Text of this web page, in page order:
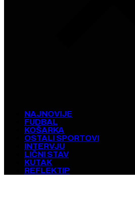
NAJNOVIJE
FUDBAL
KOŠARKA
OSTALI SPORTOVI
INTERVJU
LIČNI STAV
KUTAK
REFLEKTIP